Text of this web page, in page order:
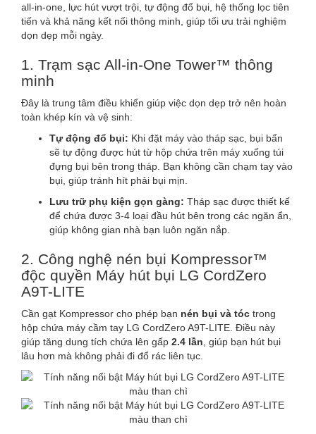
all-in-one, lực hút vượt trội, tự động đổ bụi, hệ thống lọc tiên
tiến và khả năng kết nối thông minh, giúp tối ưu trải nghiệm
dọn dẹp mỗi ngày.
1. Trạm sạc All-in-One Tower™ thông
minh
Đây là trung tâm điều khiển giúp việc dọn dẹp trở nên hoàn
toàn khép kín và vệ sinh:
Tự động đổ bụi: Khi đặt máy vào tháp sạc, bụi bẩn
sẽ tự động được hút từ hộp chứa trên máy xuống túi
đựng bụi bên trong tháp. Bạn không cần chạm tay vào
bụi, giúp tránh hít phải bụi mịn.
Lưu trữ phụ kiện gọn gàng: Tháp sạc được thiết kế
để chứa được 3-4 loại đầu hút bên trong các ngăn ẩn,
giúp không gian nhà bạn luôn ngăn nắp.
2. Công nghệ nén bụi Kompressor™
độc quyền Máy hút bụi LG CordZero
A9T-LITE
Cần gạt Kompressor cho phép bạn nén bụi và tóc trong
hộp chứa máy cầm tay LG CordZero A9T-LITE. Điều này
giúp tăng dung tích chứa lên gấp 2.4 lần , giúp bạn hút bụi
lâu hơn mà không phải đi đổ rác liên tục.